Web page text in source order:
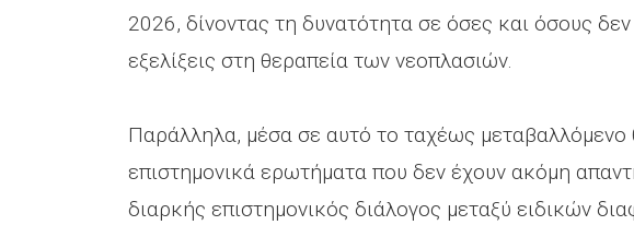
2026, δίνοντας τη δυνατότητα σε όσες και όσους
εξελίξεις στη θεραπεία των νεοπλασιών.
Παράλληλα, μέσα σε αυτό το ταχέως μεταβαλλόμενο
επιστημονικά ερωτήματα που δεν έχουν ακόμη
διαρκής επιστημονικός διάλογος μεταξύ ειδικών